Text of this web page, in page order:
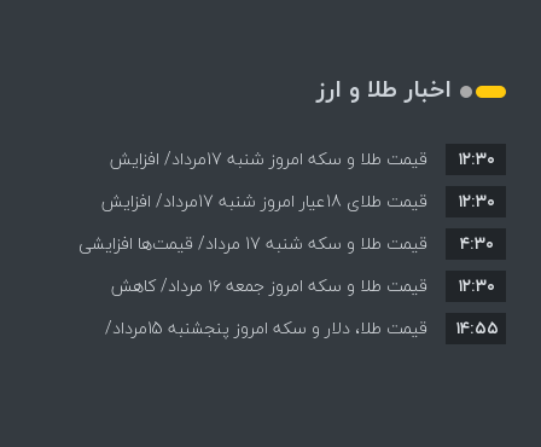
اخبار طلا و ارز
قیمت طلا و سکه امروز شنبه 17مرداد/ افزایش
همه قیمت ها + جدول و جزئیات
۱۲:۳۰
قیمت طلای 18عیار امروز شنبه 17مرداد/ افزایش
قیمت + جدول و جزئیات
۱۲:۳۰
قیمت طلا و سکه شنبه 17 مرداد/ قیمت‌ها افزایشی
۴:۳۰
قیمت طلا و سکه امروز جمعه ۱۶ مرداد/ کاهش
قیمت ها+ جدول و جزییات
۱۲:۳۰
قیمت طلا، دلار و سکه امروز پنجشنبه 15مرداد/
۱۴:۵۵